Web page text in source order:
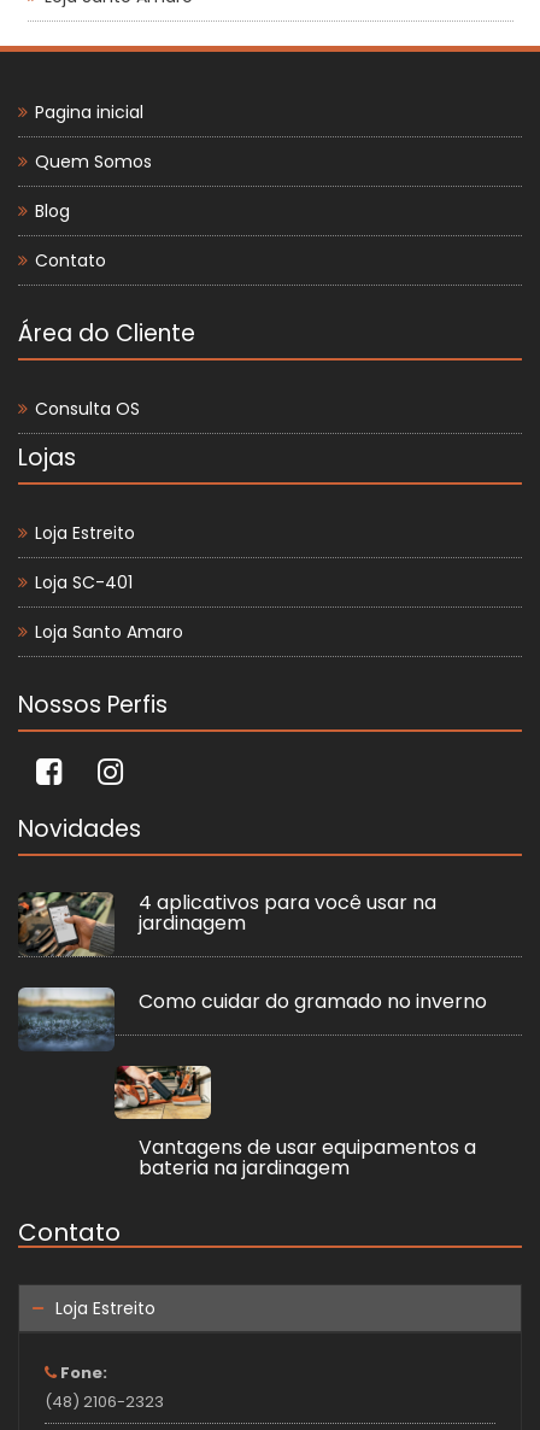
Pagina inicial
Quem Somos
Blog
Contato
Área do Cliente
Consulta OS
Lojas
Loja Estreito
Loja SC-401
Loja Santo Amaro
Nossos Perfis
Novidades
4 aplicativos para você usar na
jardinagem
Como cuidar do gramado no inverno
Vantagens de usar equipamentos a
bateria na jardinagem
Contato
Loja Estreito
Fone:
(48) 2106-2323